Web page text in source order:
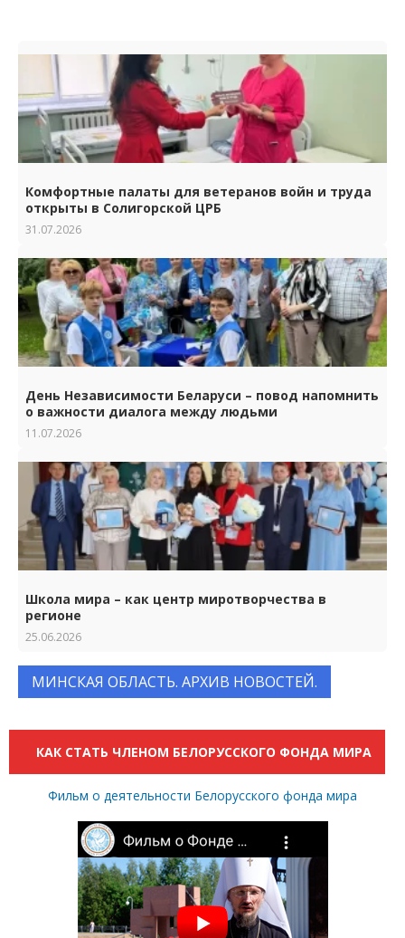
Комфортные палаты для ветеранов войн и труда
открыты в Солигорской ЦРБ
31.07.2026
День Независимости Беларуси – повод напомнить
о важности диалога между людьми
11.07.2026
Школа мира – как центр миротворчества в
регионе
25.06.2026
МИНСКАЯ ОБЛАСТЬ. АРХИВ НОВОСТЕЙ.
КАК СТАТЬ ЧЛЕНОМ БЕЛОРУССКОГО ФОНДА МИРА
Фильм о деятельности Белорусского фонда мира